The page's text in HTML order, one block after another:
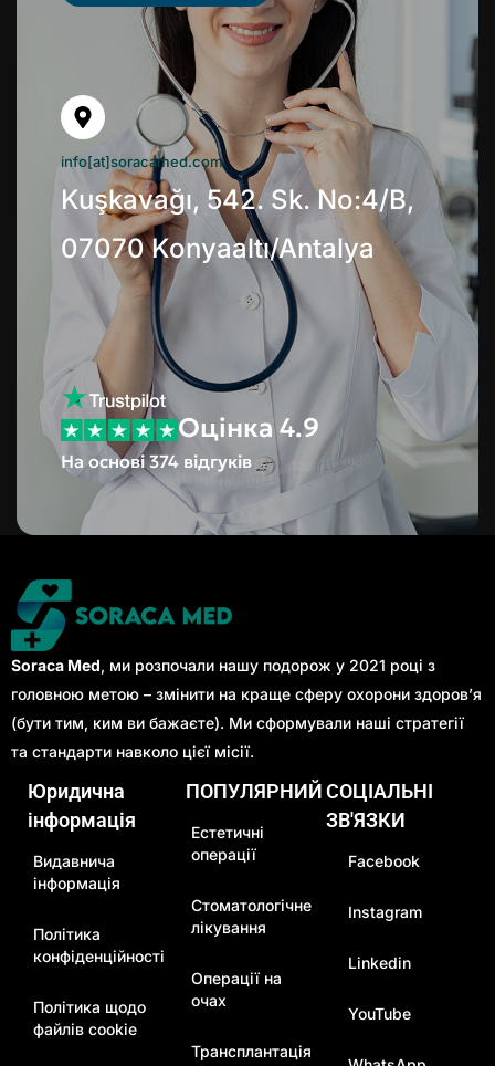
info[at]soracamed.com
Kuşkavağı, 542. Sk. No:4/B,
07070 Konyaaltı/Antalya
Оцінка 4.9
На основі 374 відгуків
Soraca Med, ми розпочали нашу подорож у 2021 році з
головною метою – змінити на краще сферу охорони здоров’я
(бути тим, ким ви бажаєте). Ми сформували наші стратегії
та стандарти навколо цієї місії.
Юридична
інформація
Видавнича
інформація
Політика
конфіденційності
Політика щодо
файлів cookie
ПОПУЛЯРНИЙ
Естетичні
операції
Стоматологічне
лікування
Операції на
очах
Трансплантація
СОЦІАЛЬНІ
ЗВ'ЯЗКИ
Facebook
Instagram
Linkedin
YouTube